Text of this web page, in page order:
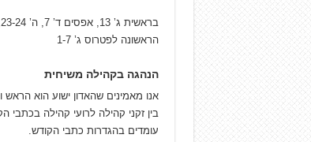
הראשונה לפטרוס ג’ 1-7
הנהגה בקהילה משיחית
אנו מאמינים שהאדון ישוע הוא
בין זקני קהילה לרועי קהילה
עומדים בהגדרות כתבי הקודש.